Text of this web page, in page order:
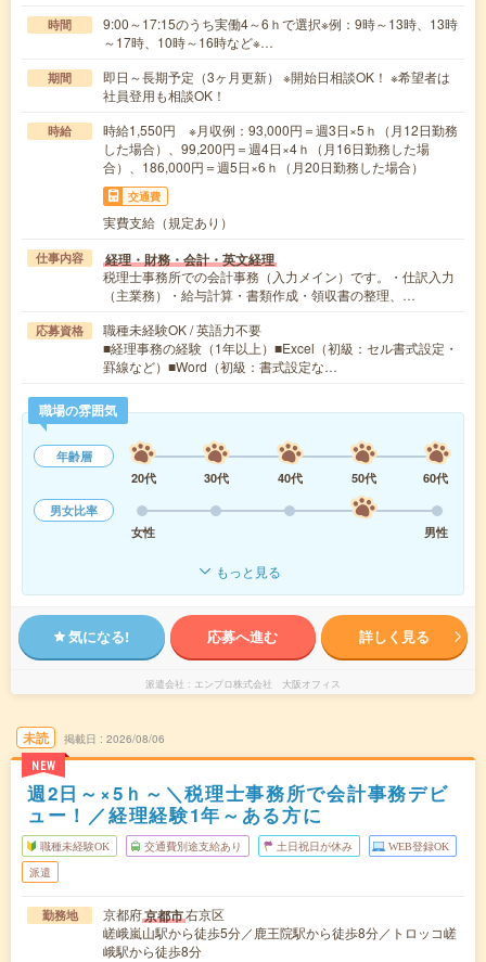
時間
9:00～17:15のうち実働4～6ｈで選択※例：9時～13時、13時
～17時、10時～16時など※…
期間
即日～長期予定（3ヶ月更新） ※開始日相談OK！ ※希望者は
社員登用も相談OK！
時給
時給1,550円 ※月収例：93,000円＝週3日×5ｈ（月12日勤務
した場合）、99,200円＝週4日×4ｈ（月16日勤務した場
合）、186,000円＝週5日×6ｈ（月20日勤務した場合）
交通費
実費支給（規定あり）
仕事内容 経理・財務・会計・英文経理
税理士事務所での会計事務（入力メイン）です。・仕訳入力
（主業務）・給与計算・書類作成・領収書の整理、…
応募資格
職種未経験OK / 英語力不要
■経理事務の経験（1年以上）■Excel（初級：セル書式設定・
罫線など）■Word（初級：書式設定な…
職場の雰囲気
年齢層
20代
30代 40代 50代
60代
男女比率
女性
男性
もっと見る
気になる! 応募へ進む 詳しく見る
派遣会社 エンプロ株式会社 大阪オフィス
未読
NEW
掲載日 2026/08/06
週2日～×5ｈ～＼税理士事務所で会計事務デビ
ュー！／経理経験1年～ある方に
職種未経験OK 交通費別途支給あり 土日祝日が休み WEB登録OK
派遣
勤務地 京都府京都市右京区
嵯峨嵐山駅から徒歩5分／鹿王院駅から徒歩8分／トロッコ嵯
峨駅から徒歩8分